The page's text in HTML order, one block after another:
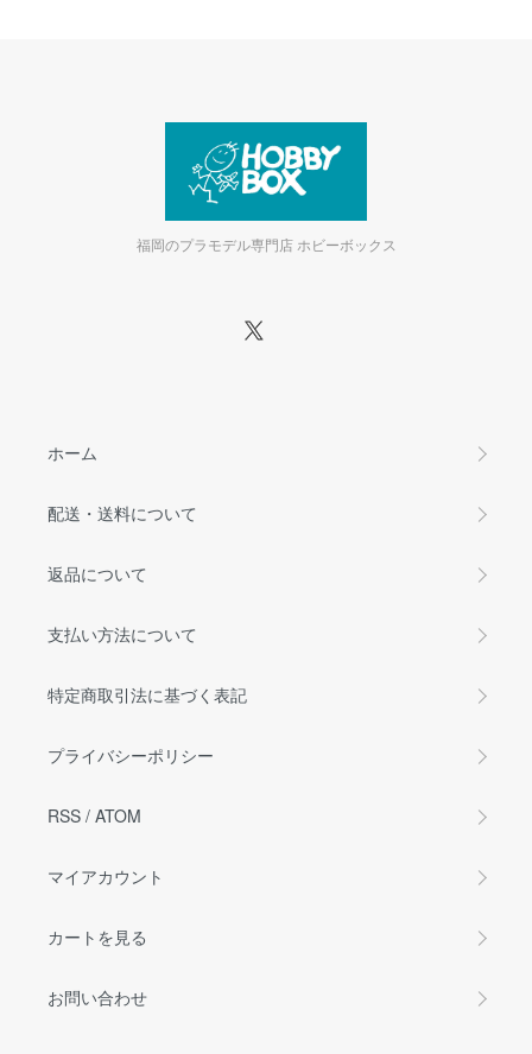
福岡のプラモデル専門店 ホビーボックス
ホーム
配送・送料について
返品について
支払い方法について
特定商取引法に基づく表記
プライバシーポリシー
RSS / ATOM
マイアカウント
カートを見る
お問い合わせ